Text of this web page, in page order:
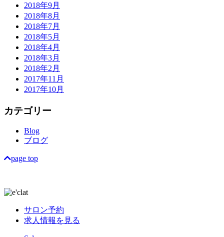
2018年9月
2018年8月
2018年7月
2018年5月
2018年4月
2018年3月
2018年2月
2017年11月
2017年10月
カテゴリー
Blog
ブログ
page top
サロン予約
求人情報を見る